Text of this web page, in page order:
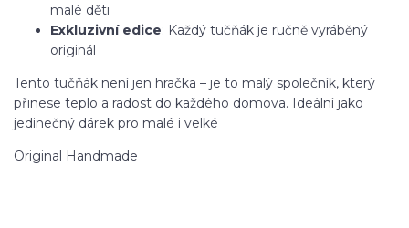
malé děti
Exkluzivní edice: Každý tučňák je ručně vyráběný
originál
Tento tučňák není jen hračka – je to malý společník, který
přinese teplo a radost do každého domova. Ideální jako
jedinečný dárek pro malé i velké
Original Handmade